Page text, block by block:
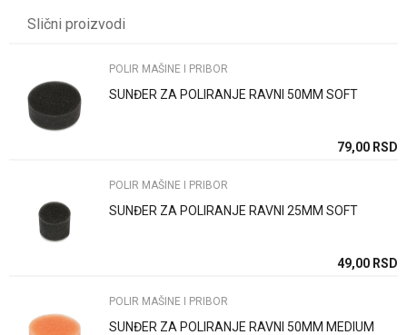
Poruka
Anti-spam zaštita - izračunajte koliko je 2 + 3 :
POŠALJI
Slični proizvodi
POLIR MAŠINE I PRIBOR
SUNĐER ZA POLIRANJE RAVNI 50MM SOFT
79,00 RSD
POLIR MAŠINE I PRIBOR
SUNĐER ZA POLIRANJE RAVNI 25MM SOFT
49,00 RSD
POLIR MAŠINE I PRIBOR
SUNĐER ZA POLIRANJE RAVNI 50MM MEDIUM